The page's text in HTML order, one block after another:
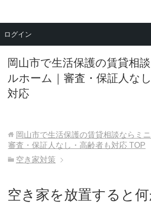
岡山市で生活保護の賃貸相
ルホーム｜審査・保証人な
対応
メニュー
岡山市で生活保護の賃貸相談ならミニ
審査・保証人なし・高齢者も対応 TOP
空き家対策
空き家を放置すると何
ログイン